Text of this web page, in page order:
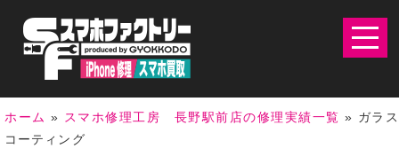
ホーム » スマホ修理工房 長野駅前店の修理実績一覧 » ガラス
コーティング